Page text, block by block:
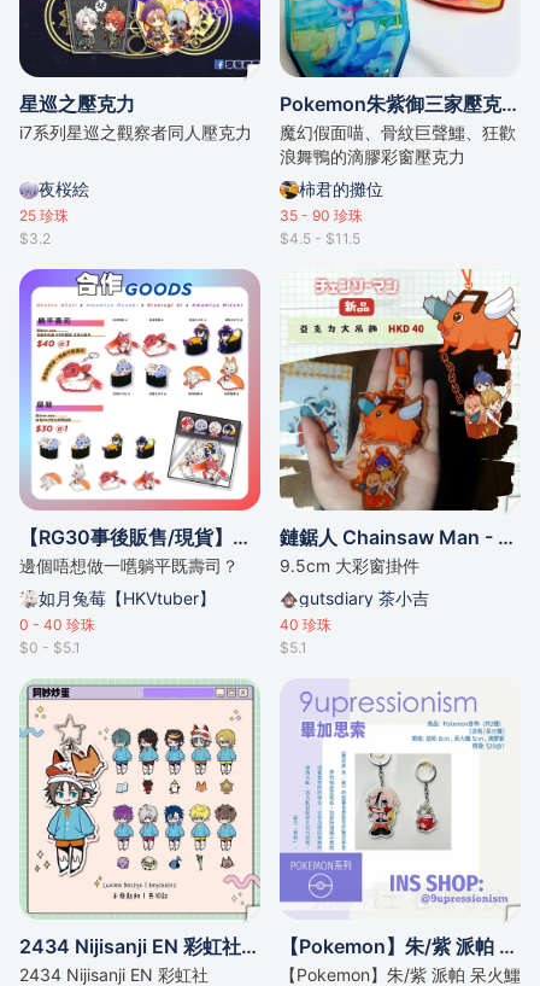
星巡之壓克力
i7系列星巡之觀察者同人壓克力
夜桜絵
25 珍珠
$3.2
Pokemon朱紫御三家壓克力掛件
魔幻假面喵、骨紋巨聲鱷、狂歡
浪舞鴨的滴膠彩窗壓克力
柿君的攤位
35 - 90 珍珠
$4.5 - $11.5
【RG30事後販售/現貨】合作壽司商品【如月兔莓/赤津明里/雨宮みずき/天宮むすび】
邊個唔想做一嚿躺平既壽司？
如月兔莓【HKVtuber】
0 - 40 珍珠
$0 - $5.1
鏈鋸人 Chainsaw Man - Pochita 波奇塔熱氣球彩窗亞克力掛件鑰匙扣
9.5cm 大彩窗掛件
gutsdiary 茶小吉
40 珍珠
$5.1
2434 Nijisanji EN 彩虹社 Luxiem Noctyx 子母匙扣 掛件
2434 Nijisanji EN 彩虹社
【Pokemon】朱/紫 派帕 呆火鱷 掛飾
【Pokemon】朱/紫 派帕 呆火鱷